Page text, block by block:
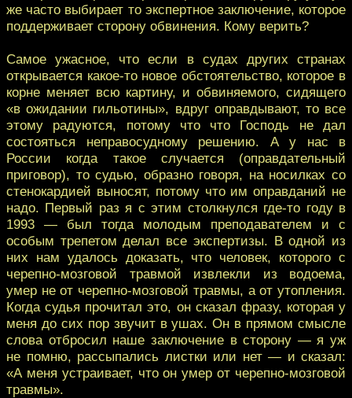
же часто выбирает то экспертное заключение, которое
поддерживает сторону обвинения. Кому верить?
Самое ужасное, что если в судах других странах
открывается какое-то новое обстоятельство, которое в
корне меняет всю картину, и обвиняемого, сидящего
«в ожидании гильотины», вдруг оправдывают, то все
этому радуются, потому что что Господь не дал
состояться неправосудному решению. А у нас в
России когда такое случается (оправдательный
приговор), то судью, образно говоря, на носилках со
стенокардией выносят, потому что им оправданий не
надо. Первый раз я с этим столкнулся где-то году в
1993 — был тогда молодым преподавателем и с
особым трепетом делал все экспертизы. В одной из
них нам удалось доказать, что человек, которого с
черепно-мозговой травмой извлекли из водоема,
умер не от черепно-мозговой травмы, а от утопления.
Когда судья прочитал это, он сказал фразу, которая у
меня до сих пор звучит в ушах. Он в прямом смысле
слова отбросил наше заключение в сторону — я уж
не помню, рассыпались листки или нет — и сказал:
«А меня устраивает, что он умер от черепно-мозговой
травмы».